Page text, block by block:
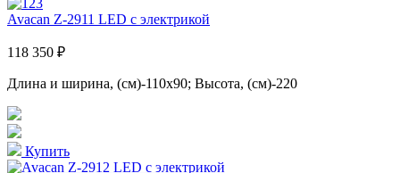
Avacan Z-2911 LED с электрикой
118 350 ₽
Длина и ширина, (см)-110x90; Высота, (см)-220
Купить